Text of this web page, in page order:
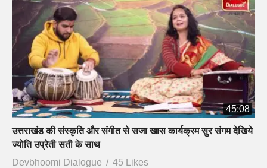
45:08
उत्तराखंड की संस्कृति और संगीत से सजा खास कार्यक्रम सुर संगम देखिये
ज्योति उप्रेती सती के साथ
Devbhoomi Dialogue
45 Likes